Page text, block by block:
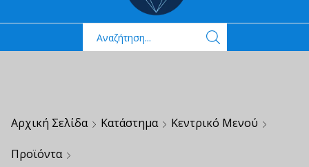
Αρχική Σελίδα Κατάστημα Κεντρικό Μενού
Προϊόντα